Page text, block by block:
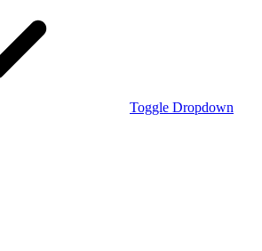
Toggle Dropdown